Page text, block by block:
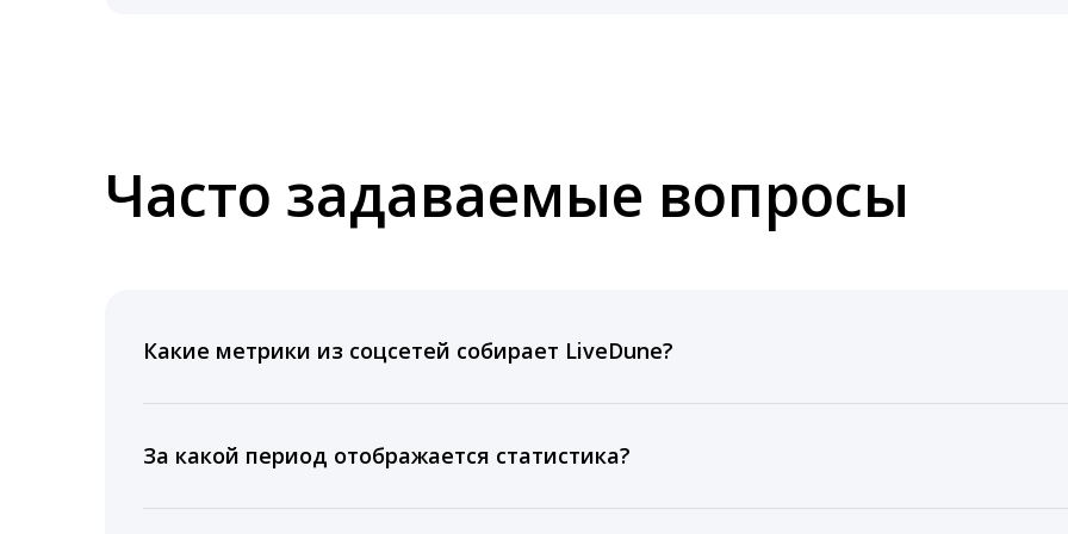
Часто задаваемые вопросы
Какие метрики из соцсетей собирает LiveDune?
время для публикации, показываем лучшие посты и присылаем автоматические отчеты с
За какой период отображается статистика?